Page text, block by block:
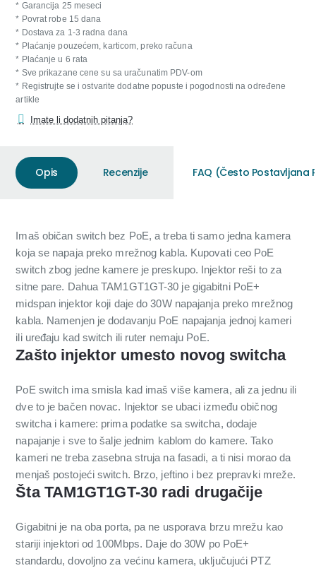
* Garancija 25 meseci
* Povrat robe 15 dana
* Dostava za 1-3 radna dana
* Plaćanje pouzećem, karticom, preko računa
* Plaćanje u 6 rata
* Sve prikazane cene su sa uračunatim PDV-om
* Registrujte se i ostvarite dodatne popuste i pogodnosti na određene
artikle
Imate li dodatnih pitanja?
Opis Recenzije FAQ (Često Postavljana
Imaš običan switch bez PoE, a treba ti samo jedna kamera
koja se napaja preko mrežnog kabla. Kupovati ceo PoE
switch zbog jedne kamere je preskupo. Injektor reši to za
sitne pare. Dahua TAM1GT1GT-30 je gigabitni PoE+
midspan injektor koji daje do 30W napajanja preko mrežnog
kabla. Namenjen je dodavanju PoE napajanja jednoj kameri
ili uređaju kad switch ili ruter nemaju PoE.
Zašto injektor umesto novog switcha
PoE switch ima smisla kad imaš više kamera, ali za jednu ili
dve to je bačen novac. Injektor se ubaci između običnog
switcha i kamere: prima podatke sa switcha, dodaje
napajanje i sve to šalje jednim kablom do kamere. Tako
kameri ne treba zasebna struja na fasadi, a ti nisi morao da
menjaš postojeći switch. Brzo, jeftino i bez prepravki mreže.
Šta TAM1GT1GT-30 radi drugačije
Gigabitni je na oba porta, pa ne usporava brzu mrežu kao
stariji injektori od 100Mbps. Daje do 30W po PoE+
standardu, dovoljno za većinu kamera, uključujući PTZ